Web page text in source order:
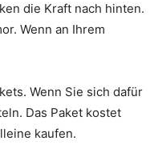
die Kraft nach hinten.
Wenn an Ihrem
Wenn Sie sich dafür
Das Paket kostet
kaufen.